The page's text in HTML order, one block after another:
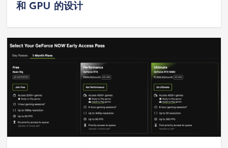
和 GPU 的设计